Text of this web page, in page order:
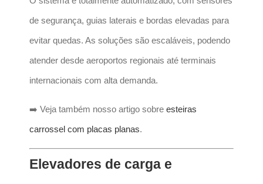
de segurança, guias laterais e bordas elevadas para
evitar quedas. As soluções são escaláveis, podendo
atender desde aeroportos regionais até terminais
internacionais com alta demanda.
➡️ Veja também nosso artigo sobre esteiras
carrossel com placas planas.
Elevadores de carga e